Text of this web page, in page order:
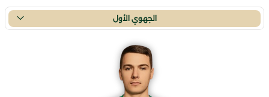
الجهوي الأول